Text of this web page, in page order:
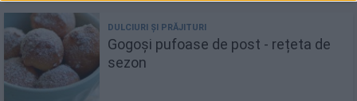
Gogoși pufoase de post - rețeta de
sezon